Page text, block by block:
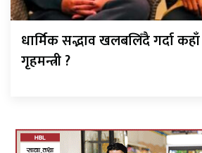
धार्मिक सद्भाव खलबलिँदै गर्दा कहाँ
गृहमन्त्री ?